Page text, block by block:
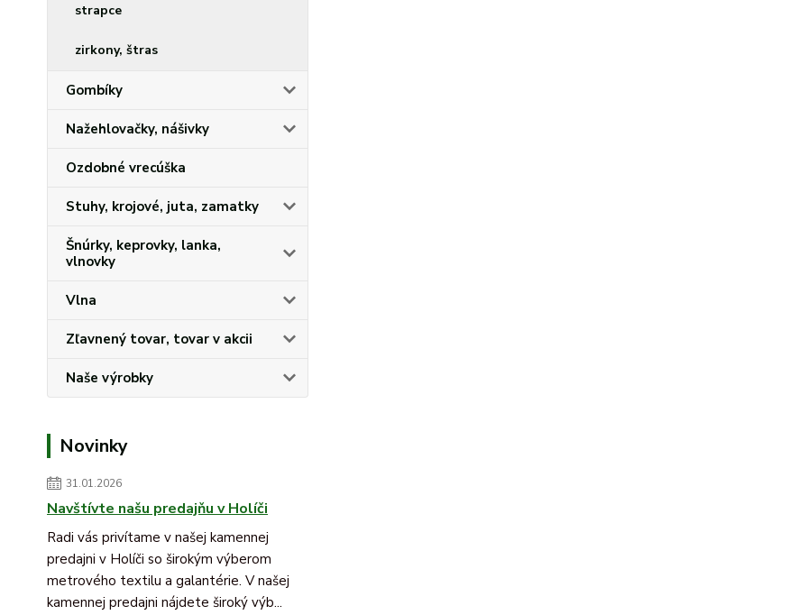
strapce
zirkony, štras
Gombíky
Nažehlovačky, nášivky
Ozdobné vrecúška
Stuhy, krojové, juta, zamatky
Šnúrky, keprovky, lanka,
vlnovky
Vlna
Zľavnený tovar, tovar v akcii
Naše výrobky
Novinky
31.01.2026
Navštívte našu predajňu v Holíči
Radi vás privítame v našej kamennej
predajni v Holíči so širokým výberom
metrového textilu a galantérie. V našej
kamennej predajni nájdete široký výb...